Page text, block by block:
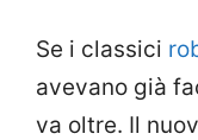
Se i classici
avevano già
va oltre. Il